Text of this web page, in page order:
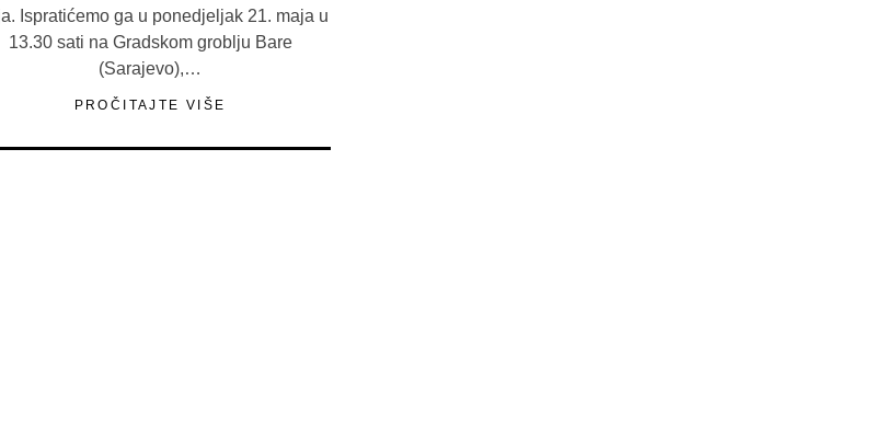
Ispratićemo ga u ponedjeljak 21. maja u
13.30 sati na Gradskom groblju Bare
(Sarajevo),…
PROČITAJTE VIŠE